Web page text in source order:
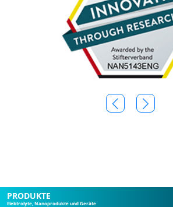
PRODUKTE
Elektrolyte, Nanoprodukte und Geräte